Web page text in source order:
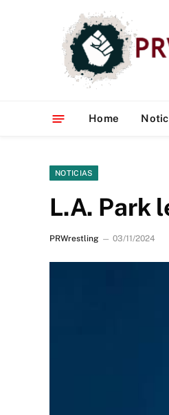
Home
NOTICIAS
L.A. Park
PRWrestling 03/11/2024